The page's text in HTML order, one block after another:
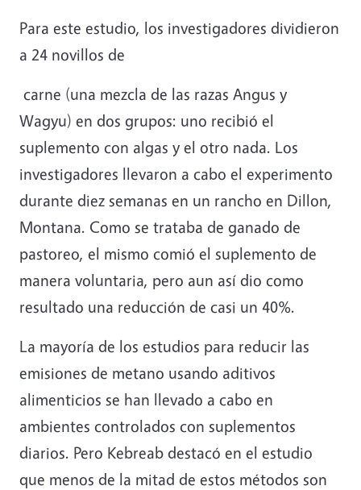
Para este estudio, los investigadores dividieron
a 24 novillos de
carne (una mezcla de las razas Angus y
Wagyu) en dos grupos: uno recibió el
suplemento con algas y el otro nada. Los
investigadores llevaron a cabo el experimento
durante diez semanas en un rancho en Dillon,
Montana. Como se trataba de ganado de
pastoreo, el mismo comió el suplemento de
manera voluntaria, pero aun así dio como
resultado una reducción de casi un 40%.
La mayoría de los estudios para reducir las
emisiones de metano usando aditivos
alimenticios se han llevado a cabo en
ambientes controlados con suplementos
diarios. Pero Kebreab destacó en el estudio
que menos de la mitad de estos métodos son